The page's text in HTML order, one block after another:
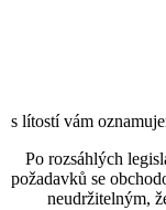
s lítostí vám
Po rozsáhlých
požadavků se
neudržitelným,